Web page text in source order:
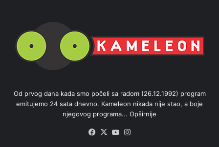
Od prvog dana kada smo počeli sa radom (26.12.1992) program
emitujemo 24 sata dnevno. Kameleon nikada nije stao, a boje
njegovog programa... Opširnije
Facebook
X YouTube